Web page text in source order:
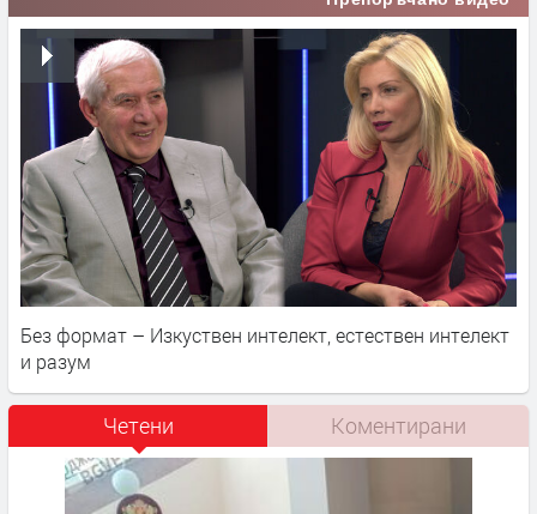
Без формат – Изкуствен интелект, естествен интелект
и разум
Четени Коментирани